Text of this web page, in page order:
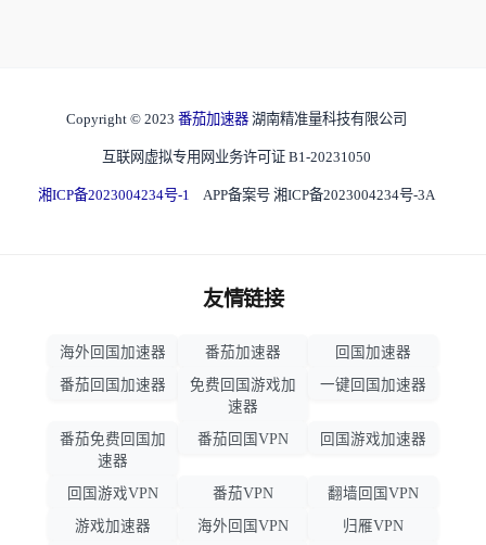
Copyright © 2023 番茄加速器 湖南精准量科技有限公司
互联网虚拟专用网业务许可证 B1-20231050
湘ICP备2023004234号-1 APP备案号 湘ICP备2023004234号-3A
友情链接
海外回国加速器 番茄加速器
回国加速器
番茄回国加速器
免费回国游戏加
速器
一键回国加速器
番茄免费回国加
速器
番茄回国VPN 回国游戏加速器
回国游戏VPN 番茄VPN
翻墙回国VPN
游戏加速器
海外回国VPN 归雁VPN